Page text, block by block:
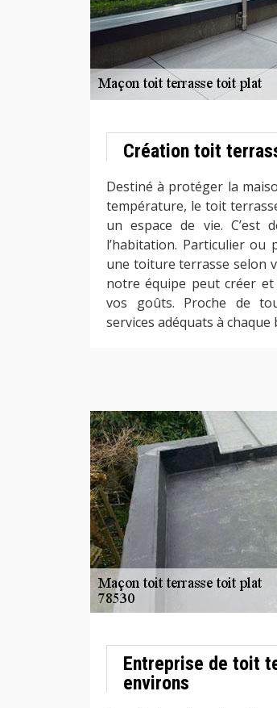
Création toit
Destiné à protéger la
température, le toit
un espace de vie.
l’habitation. Particulier ou
une toiture terrasse selon
notre équipe peut créer
vos goûts. Proche de
services adéquats à chaque
Entreprise de toit
environs